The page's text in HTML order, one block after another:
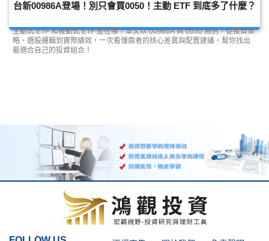
台新00986A登場！別只會買0050！主動 ETF 到底多了什麼？
主動式 ETF 和被動式 ETF 差在哪？本文以 00986A 與 0050 為例，從投資策
略、選股邏輯到實際績效，一次看懂兩者的核心差異與配置建議，幫你找出
最適合自己的投資組合！